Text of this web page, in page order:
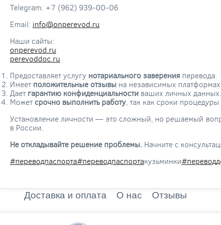
Telegram: +7 (962) 939-00-06
Email: info@onperevod.ru
Наши сайты:
onperevod.ru
perevoddoc.ru
Предоставляет услугу нотариального заверения перевода.
Имеетположительные отзывы на независимых
Даетгарантию конфиденциальности ваших личных данных.
Можетсрочно выполнить работу , так как сроки
Установление личности — это сложный, но решаемый
в России.
Не откладывайте решение проблемы. Начните с
#переводпаспорта#переводпаспортакузьминки
Доставка и оплата О нас Отзывы